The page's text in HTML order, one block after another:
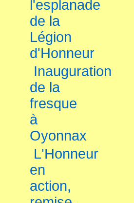
l'esplanade
de la
Légion
d'Honneur
Inauguration
de la
fresque
à
Oyonnax
L'Honneur
en
action,